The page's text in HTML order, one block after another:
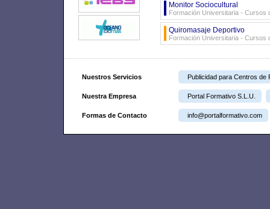
Monitor Sociocultural
Formación Universitaria - Cursos
Quiromasaje Deportivo
Formación Universitaria - Cursos
Nuestros Servicios Publicidad para Centros de
Nuestra Empresa Portal Formativo S.L.U.
Formas de Contacto info@portalformativo.com